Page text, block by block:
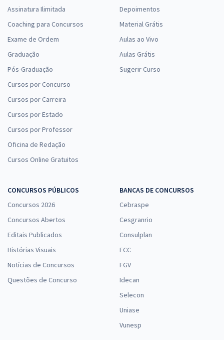
Assinatura Ilimitada
Coaching para Concursos
Exame de Ordem
Graduação
Pós-Graduação
Cursos por Concurso
Cursos por Carreira
Cursos por Estado
Cursos por Professor
Oficina de Redação
Cursos Online Gratuitos
Depoimentos
Material Grátis
Aulas ao Vivo
Aulas Grátis
Sugerir Curso
CONCURSOS PÚBLICOS
Concursos 2026
Concursos Abertos
Editais Publicados
Histórias Visuais
Notícias de Concursos
Questões de Concurso
BANCAS DE CONCURSOS
Cebraspe
Cesgranrio
Consulplan
FCC
FGV
Idecan
Selecon
Uniase
Vunesp